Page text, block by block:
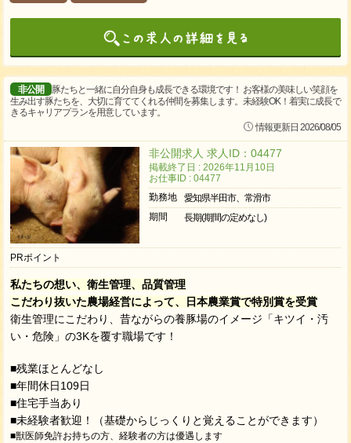
非公開
豚たちと一緒に自分自身も成長できる環境です！ お客様の美味しい笑顔を
生み出す豚たちを、大切に育ててくれる仲間を募集します。未経験OK！着実に成長で
きるキャリアプランを用意しています。
情報更新日 2026/08/05
非公開求人 求人ID：04477
掲載終了日 : 2026年11月10日
お仕事ID : 04477
勤務地
愛知県半田市、常滑市
期間
長期(期間の定めなし)
PRポイント
私たちの想い、衛生管理、品質管理
こだわり抜いた農場経営によって、日本農業賞で特別賞を受賞
衛生管理にこだわり、昔ながらの養豚場のイメージ「キツイ・汚
い・危険」の3Kを覆す職場です！
■残業ほとんどなし
■年間休日109日
■住宅手当あり
■未経験者歓迎！（基礎からじっくりと覚えることができます）
■獣医師免許お持ちの方、経験者の方は優遇します